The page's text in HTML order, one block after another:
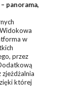
panorama,
w
przez
której